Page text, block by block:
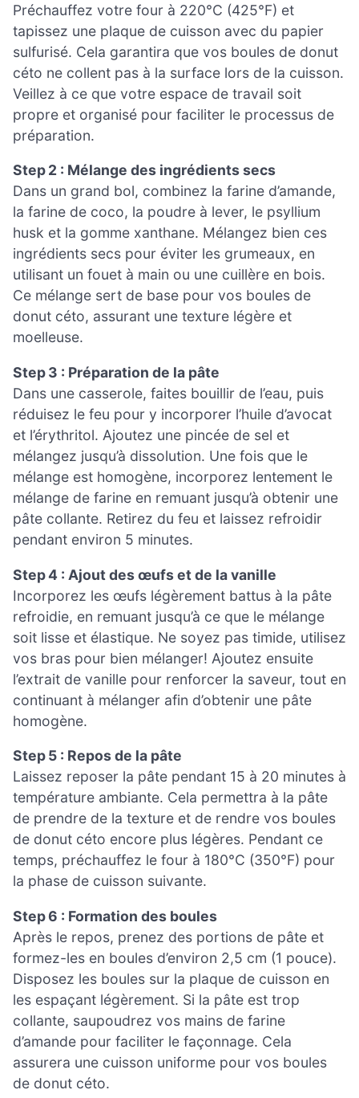
Préchauffez votre four à 220°C (425°F) et
tapissez une plaque de cuisson avec du papier
sulfurisé. Cela garantira que vos boules de donut
céto ne collent pas à la surface lors de la cuisson.
Veillez à ce que votre espace de travail soit
propre et organisé pour faciliter le processus de
préparation.
Step 2 : Mélange des ingrédients secs
Dans un grand bol, combinez la farine d’amande,
la farine de coco, la poudre à lever, le psyllium
husk et la gomme xanthane. Mélangez bien ces
ingrédients secs pour éviter les grumeaux, en
utilisant un fouet à main ou une cuillère en bois.
Ce mélange sert de base pour vos boules de
donut céto, assurant une texture légère et
moelleuse.
Step 3 : Préparation de la pâte
Dans une casserole, faites bouillir de l’eau, puis
réduisez le feu pour y incorporer l’huile d’avocat
et l’érythritol. Ajoutez une pincée de sel et
mélangez jusqu’à dissolution. Une fois que le
mélange est homogène, incorporez lentement le
mélange de farine en remuant jusqu’à obtenir une
pâte collante. Retirez du feu et laissez refroidir
pendant environ 5 minutes.
Step 4 : Ajout des œufs et de la vanille
Incorporez les œufs légèrement battus à la pâte
refroidie, en remuant jusqu’à ce que le mélange
soit lisse et élastique. Ne soyez pas timide, utilisez
vos bras pour bien mélanger! Ajoutez ensuite
l’extrait de vanille pour renforcer la saveur, tout en
continuant à mélanger afin d’obtenir une pâte
homogène.
Step 5 : Repos de la pâte
Laissez reposer la pâte pendant 15 à 20 minutes à
température ambiante. Cela permettra à la pâte
de prendre de la texture et de rendre vos boules
de donut céto encore plus légères. Pendant ce
temps, préchauffez le four à 180°C (350°F) pour
la phase de cuisson suivante.
Step 6 : Formation des boules
Après le repos, prenez des portions de pâte et
formez-les en boules d’environ 2,5 cm (1 pouce).
Disposez les boules sur la plaque de cuisson en
les espaçant légèrement. Si la pâte est trop
collante, saupoudrez vos mains de farine
d’amande pour faciliter le façonnage. Cela
assurera une cuisson uniforme pour vos boules
de donut céto.